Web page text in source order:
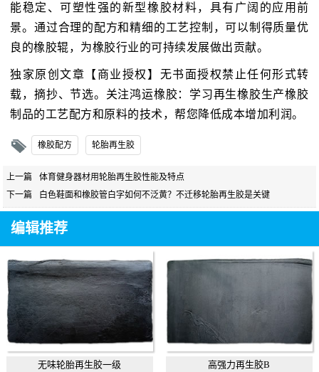
能稳定、可塑性强的新型橡胶材料，具有广阔的应用前
景。通过合理的配方和精细的工艺控制，可以制得质量优
良的橡胶辊，为橡胶行业的可持续发展做出贡献。
独家原创文章【商业授权】无书面授权禁止任何形式转
载，摘抄、节选。关注鸿运橡胶：学习再生橡胶生产橡胶
制品的工艺配方和原料的技术，帮您降低成本增加利润。
橡胶配方 轮胎再生胶
上一篇
体育健身器材用轮胎再生胶性能及特点
下一篇
白色鞋面和橡胶管白字如何不泛黄？不迁移轮胎再生胶是关键
编辑推荐
无味轮胎再生胶一级 高强力再生胶B